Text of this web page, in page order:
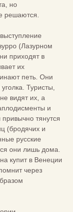
но
решаются.
(Лазурном
приходят в
их
петь. Они
Туристы,
видят их, а
и
привычно тянутся
(бродячих и
русские
они лишь дома.
купит в Венеции
через